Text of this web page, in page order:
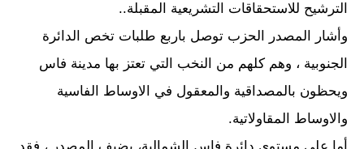
الترشيح للاستحقاقات التشريعية المقبلة..
وأشار المصدر الحزب توصل باربع طلبات تخص الدائرة
الجنوبية ، وهم كلهم من النخب التي تعتز بها مدينة فاس
ويحظون بالمصداقية والمعقول في الاوساط الفاسية
والاوساط المقاولاتية.